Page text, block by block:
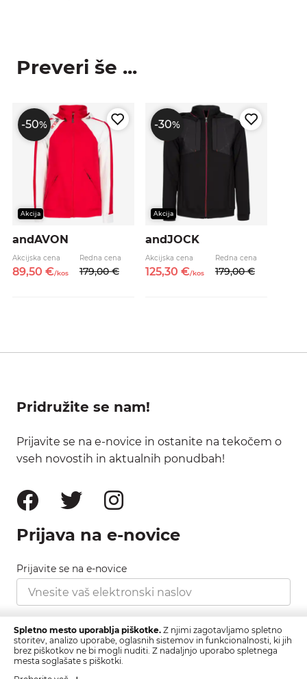
Preveri še ...
-50%
Akcija
andAVON
Akcijska cena
89,50 €/kos
Redna cena
179,00 €
-30%
Akcija
andJOCK
Akcijska cena
125,30 €/kos
Redna cena
179,00 €
Pridružite se nam!
Prijavite se na e-novice in ostanite na tekočem o
vseh novostih in aktualnih ponudbah!
Prijava na e-novice
Prijavite se na e-novice
Strinjam se s pravilnikom zasebnosti, ki ga najdete
tukaj.
Spletno mesto uporablja piškotke. Z njimi zagotavljamo spletno
storitev, analizo uporabe, oglasnih sistemov in funkcionalnosti, ki jih
brez piškotkov ne bi mogli nuditi. Z nadaljnjo uporabo spletnega
mesta soglašate s piškotki.